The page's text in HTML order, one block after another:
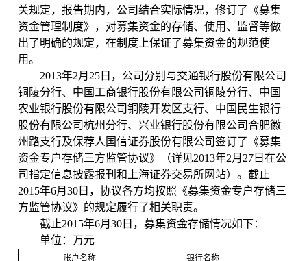
关规定，报告期内，公司结合实际情况，修订了《募集
资金管理制度》，对募集资金的存储、使用、监督等做
出了明确的规定，在制度上保证了募集资金的规范使
用。
2013年2月 25 日 ， 公司 分别 与交通银行股份有限公司
铜陵分行、中国工商银行股份有限公司铜陵分行、中国
农业银行股份有限公司铜陵开发区支行、中国民生银行
股份有限公司杭州分行、兴业银行股份有限公司合肥徽
州路支行及保荐人国信证券股份有限公司签订了《募集
资金专户存储三方监管协议》
（详见2013年2月 27 日在公
司指定信息披露报刊和上海证券交易所网站）。截止
2015年6月30 日，协议各方均按照《募集资金专户存储三
方监管协议》的规定履行了相关职责。
截止2015年6月30 日，募集资金存储情况如下：
单位：万元
账户名称 银行名称